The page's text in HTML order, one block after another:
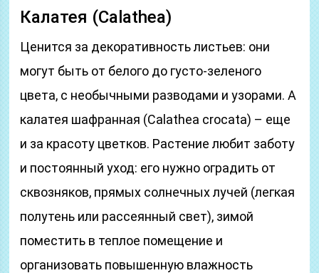
Калатея (Calathea)
Ценится за декоративность листьев: они
могут быть от белого до густо-зеленого
цвета, с необычными разводами и узорами. А
калатея шафранная (Calathea crocata) – еще
и за красоту цветков. Растение любит заботу
и постоянный уход: его нужно оградить от
сквозняков, прямых солнечных лучей (легкая
полутень или рассеянный свет), зимой
поместить в теплое помещение и
организовать повышенную влажность